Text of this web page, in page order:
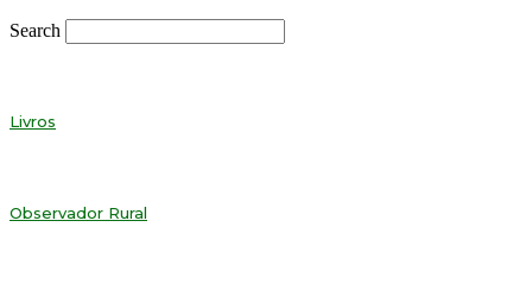
Search
Livros
Observador Rural